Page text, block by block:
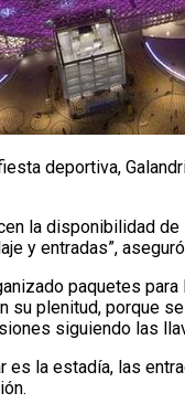
deportiva,
la disponibilidad
y entradas”,
paquetes
su plenitud, porque
siguiendo las
es la estadía, las